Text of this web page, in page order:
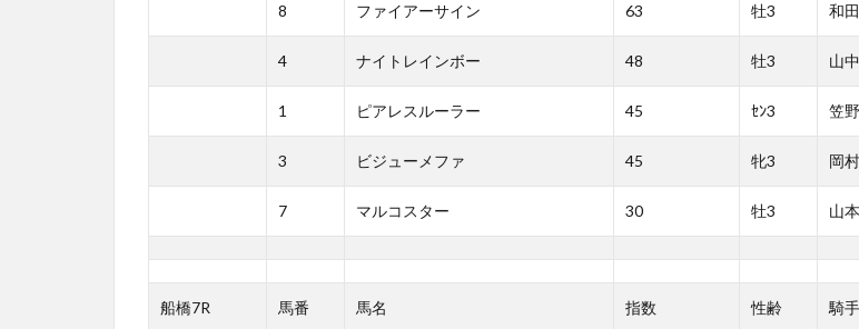
8 ファイアーサイン 63 牡3 和
4 ナイトレインボー 48 牡3 山
1 ピアレスルーラー 45 ｾﾝ3 笠
3 ビジューメファ 45 牝3 岡
7 マルコスター 30 牡3 山
船橋7R 馬番 馬名 指数 性齢 騎手